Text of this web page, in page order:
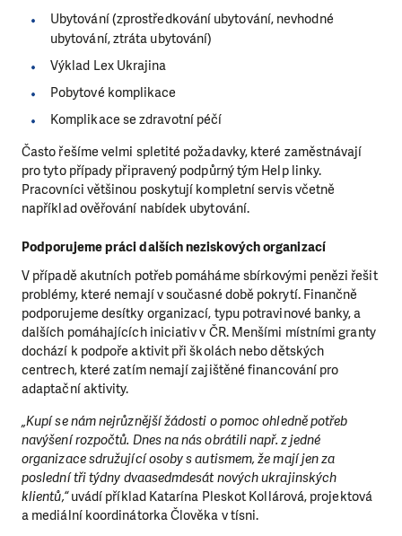
Ubytování (zprostředkování ubytování, nevhodné
ubytování, ztráta ubytování)
Výklad Lex Ukrajina
Pobytové komplikace
Komplikace se zdravotní péčí
Často řešíme velmi spletité požadavky, které zaměstnávají
pro tyto případy připravený podpůrný tým Help linky.
Pracovníci většinou poskytují kompletní servis včetně
například ověřování nabídek ubytování.
Podporujeme práci dalších neziskových organizací
V případě akutních potřeb pomáháme sbírkovými penězi řešit
problémy, které nemají v současné době pokrytí. Finančně
podporujeme desítky organizací, typu potravinové banky, a
dalších pomáhajících iniciativ v ČR. Menšími místními granty
dochází k podpoře aktivit při školách nebo dětských
centrech, které zatím nemají zajištěné financování pro
adaptační aktivity.
„Kupí se nám nejrůznější žádosti o pomoc ohledně potřeb
navýšení rozpočtů. Dnes na nás obrátili např. z jedné
organizace sdružující osoby s autismem, že mají jen za
poslední tři týdny dvaasedmdesát nových ukrajinských
klientů,“uvádí příklad Katarína Pleskot Kollárová, projektová
a mediální koordinátorka Člověka v tísni.